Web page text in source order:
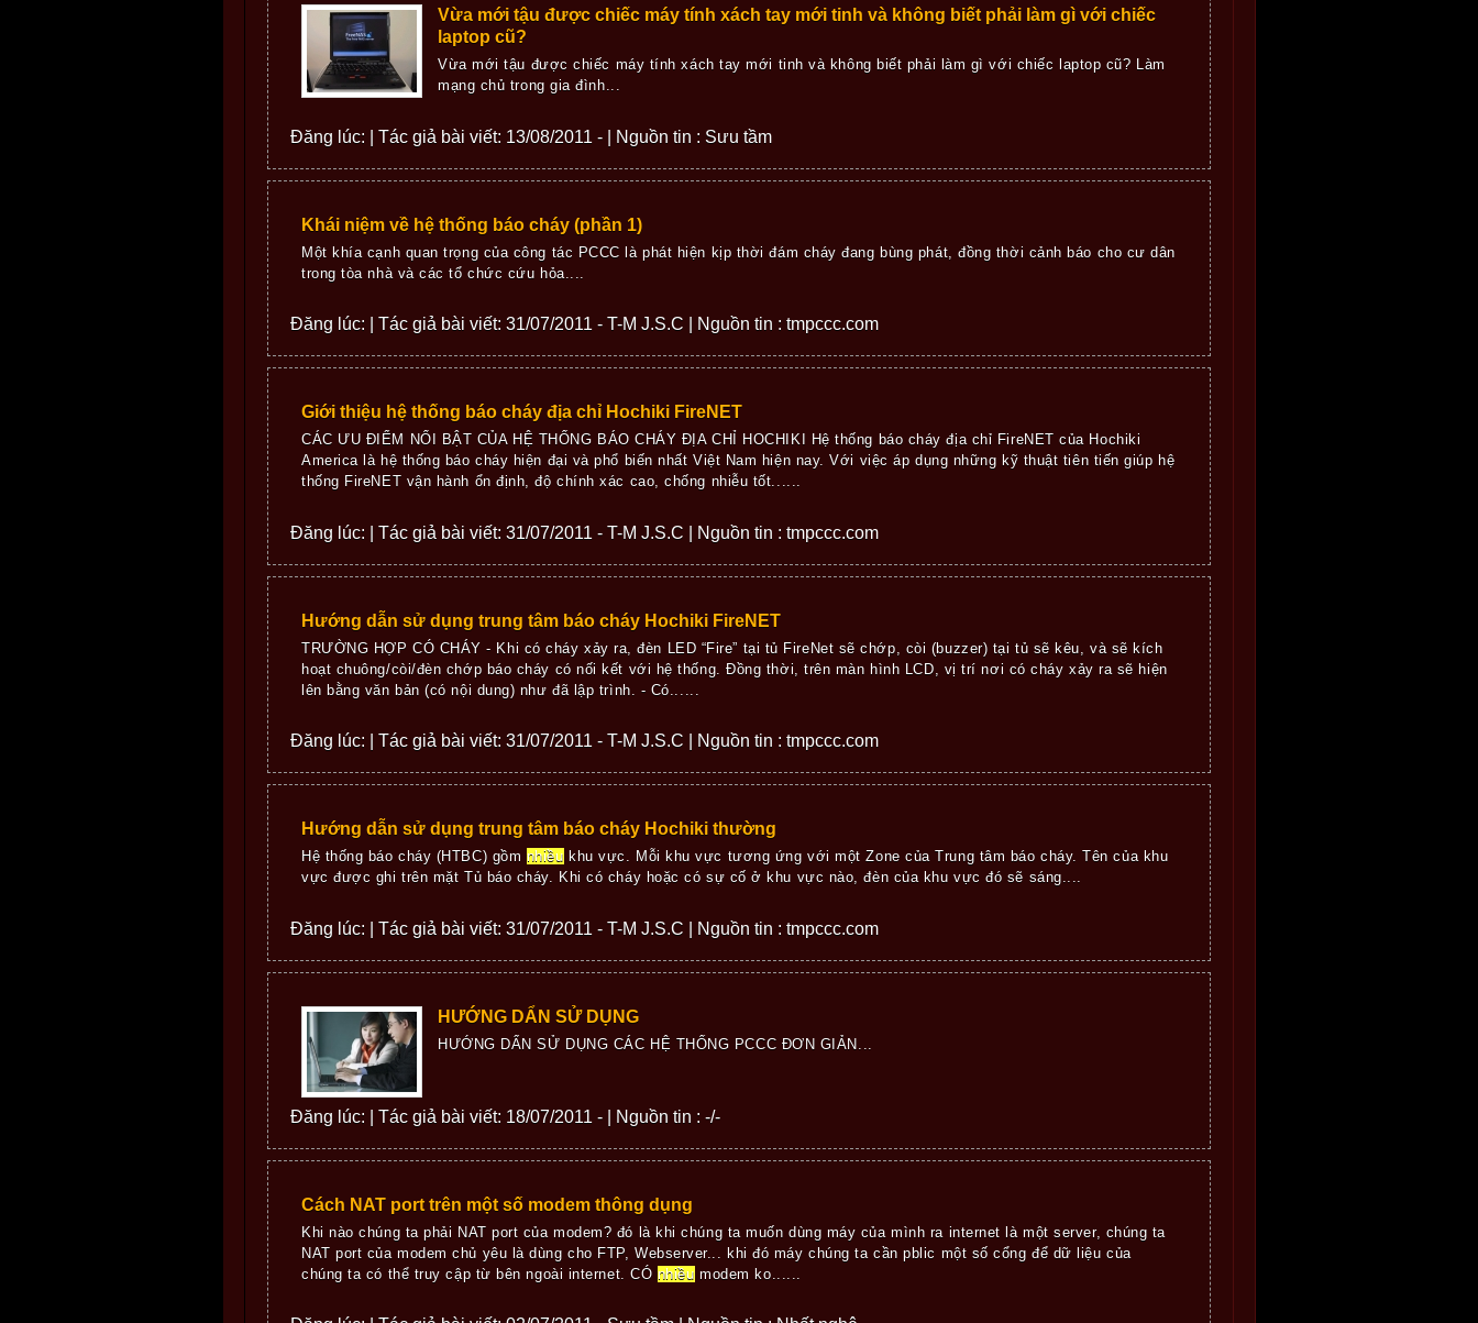
Vừa mới tậu được chiếc máy tính xách tay mới tinh và không biết phải làm gì với chiếc
laptop cũ?
Vừa mới tậu được chiếc máy tính xách tay mới tinh và không biết phải làm gì với chiếc laptop cũ? Làm
mạng chủ trong gia đình...
Đăng lúc: | Tác giả bài viết: 13/08/2011 - | Nguồn tin : Sưu tầm
Khái niệm về hệ thống báo cháy (phần 1)
Một khía cạnh quan trọng của công tác PCCC là phát hiện kịp thời đám cháy đang bùng phát, đồng thời cảnh báo cho cư dân
trong tòa nhà và các tổ chức cứu hỏa....
Đăng lúc: | Tác giả bài viết: 31/07/2011 - T-M J.S.C | Nguồn tin : tmpccc.com
Giới thiệu hệ thống báo cháy địa chỉ Hochiki FireNET
CÁC ƯU ĐIỂM NỔI BẬT CỦA HỆ THỐNG BÁO CHÁY ĐỊA CHỈ HOCHIKI Hệ thống báo cháy địa chỉ FireNET của Hochiki
America là hệ thống báo cháy hiện đại và phổ biến nhất Việt Nam hiện nay. Với việc áp dụng những kỹ thuật tiên tiến giúp hệ
thống FireNET vận hành ổn định, độ chính xác cao, chống nhiễu tốt......
Đăng lúc: | Tác giả bài viết: 31/07/2011 - T-M J.S.C | Nguồn tin : tmpccc.com
Hướng dẫn sử dụng trung tâm báo cháy Hochiki FireNET
TRƯỜNG HỢP CÓ CHÁY - Khi có cháy xảy ra, đèn LED “Fire” tại tủ FireNet sẽ chớp, còi (buzzer) tại tủ sẽ kêu, và sẽ kích
hoạt chuông/còi/đèn chớp báo cháy có nối kết với hệ thống. Đồng thời, trên màn hình LCD, vị trí nơi có cháy xảy ra sẽ hiện
lên bằng văn bản (có nội dung) như đã lập trình. - Có......
Đăng lúc: | Tác giả bài viết: 31/07/2011 - T-M J.S.C | Nguồn tin : tmpccc.com
Hướng dẫn sử dụng trung tâm báo cháy Hochiki thường
Hệ thống báo cháy (HTBC) gồm nhiều khu vực. Mỗi khu vực tương ứng với một Zone của Trung tâm báo cháy. Tên của khu
vực được ghi trên mặt Tủ báo cháy. Khi có cháy hoặc có sự cố ở khu vực nào, đèn của khu vực đó sẽ sáng....
Đăng lúc: | Tác giả bài viết: 31/07/2011 - T-M J.S.C | Nguồn tin : tmpccc.com
HƯỚNG DẨN SỬ DỤNG
HƯỚNG DẨN SỬ DỤNG CÁC HỆ THỐNG PCCC ĐƠN GIẢN...
Đăng lúc: | Tác giả bài viết: 18/07/2011 - | Nguồn tin : -/-
Cách NAT port trên một số modem thông dụng
Khi nào chúng ta phải NAT port của modem? đó là khi chúng ta muốn dùng máy của mình ra internet là một server, chúng ta
NAT port của modem chủ yêu là dùng cho FTP, Webserver... khi đó máy chúng ta cần pblic một số cổng để dữ liệu của
chúng ta có thể truy cập từ bên ngoài internet. CÓ nhiều modem ko......